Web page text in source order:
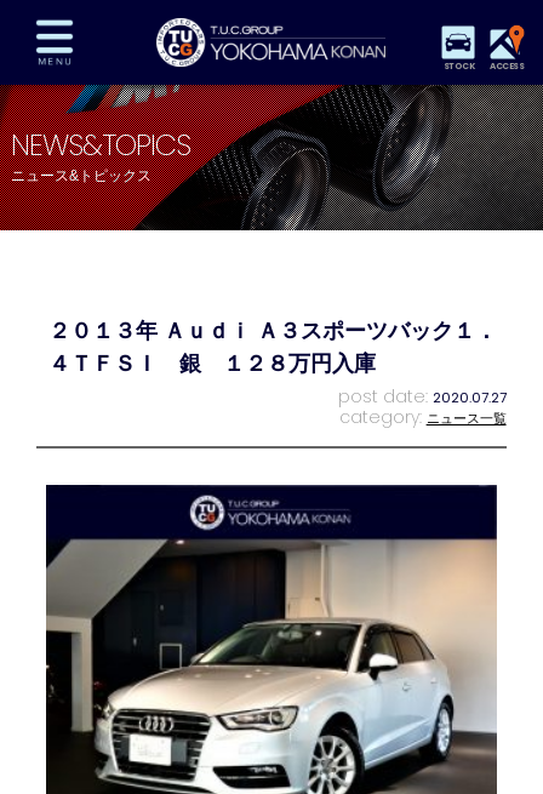
STOCK ACCESS
在庫車両情報 保証&サービス パーツリスト
TUCとは？ 店舗情報 アクセスマップ
全国納車 特別作業 注文販売
プライバシーポリシー スタッフblog
NEWS&TOPICS
ニュース&トピックス
２０１３年 Ａｕｄｉ Ａ３スポーツバック１．
４ＴＦＳＩ 銀 １２８万円入庫
post date: 2020.07.27
category: ニュース一覧